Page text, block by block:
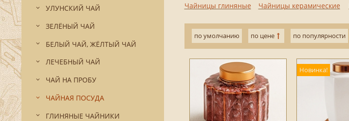
УЛУНСКИЙ ЧАЙ
ЗЕЛЁНЫЙ ЧАЙ
БЕЛЫЙ ЧАЙ, ЖЁЛТЫЙ ЧАЙ
ЛЕЧЕБНЫЙ ЧАЙ
ЧАЙ НА ПРОБУ
ЧАЙНАЯ ПОСУДА
ГЛИНЯНЫЕ ЧАЙНИКИ
Чайницы глиняные
Чайницы керамические
по умолчанию по цене по популярности
Новинка!